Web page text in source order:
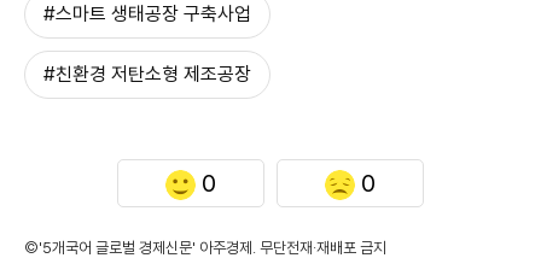
#스마트 생태공장 구축사업
#친환경 저탄소형 제조공장
0 0
©'5개국어 글로벌 경제신문' 아주경제. 무단전재·재배포 금지